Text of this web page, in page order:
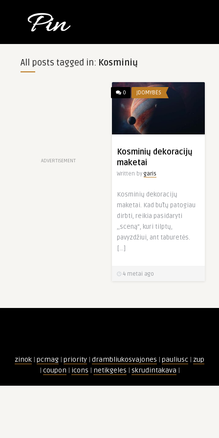
All posts tagged in: Kosminių
ADVERTISEMENT
0 ĮDOMYBĖS
Kosminių dekoracijų
maketai
Written by garis
Kosminių dekoracijų
maketai. Kad būtų patogiau
dirbti, reikia pasidaryti
,,sceną”, kuri tilptų,
pavyzdžiui, ant taburetės.
[…]
4 metai ago
zinok | pcmag | priority | drambliukosvajones | pauliusc | zup
| coupon | icons | netikgeles | skrudintakava |